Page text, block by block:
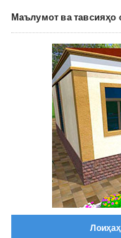
Маълумот ва тавсияҳо